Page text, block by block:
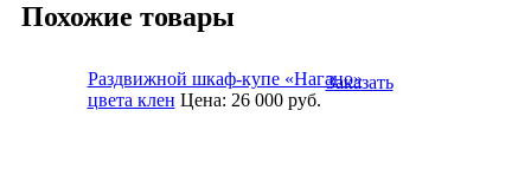
Похожие товары
Раздвижной шкаф-купе «Нагано»
цвета клен Цена: 26 000руб.
Заказать